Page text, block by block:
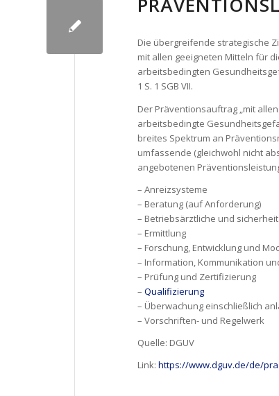
Die übergreifende strategische
mit allen geeigneten Mitteln für
arbeitsbedingten
1 S. 1 SGB VII.
Der Präventionsauftrag „mit
arbeitsbedingte
breites Spektrum an
umfassende (gleichwohl nicht
angebotenen
– Anreizsysteme
– Beratung (auf Anforderung)
– Betriebsärztliche und
– Ermittlung
– Forschung, Entwicklung und
– Information, Kommunikation
– Prüfung und Zertifizierung
– Qualifizierung
– Überwachung einschließlich
– Vorschriften- und Regelwerk
Quelle: DGUV
Link: https://www.dguv.de/de/